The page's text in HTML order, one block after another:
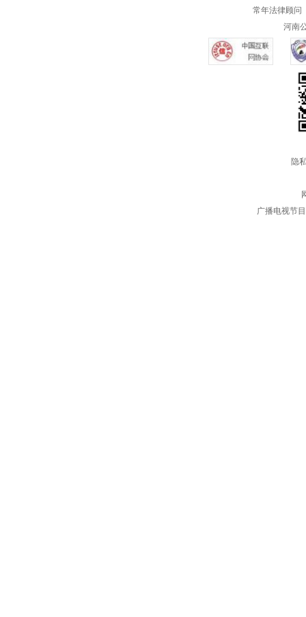
常年法律顾问
河南
隐
广播电视节